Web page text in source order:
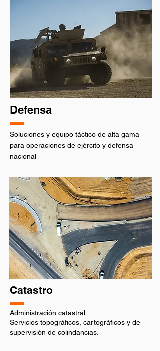
Defensa
Soluciones y equipo táctico de alta gama
para operaciones de ejército y defensa
nacional
Catastro
Administración catastral.
Servicios topográficos, cartográficos y de
supervisión de colindancias.